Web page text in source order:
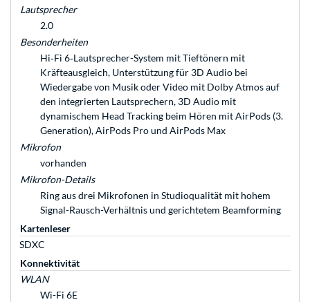
Lautsprecher
2.0
Besonderheiten
Hi‑Fi 6‑Laut­sprecher-System mit Tieftönern mit
Kräfteausgleich, Unter­stüt­zung für 3D Audio bei
Wieder­gabe von Musik oder Video mit Dolby Atmos auf
den inte­grierten Laut­sprechern, 3D Audio mit
dynamischem Head Tracking beim Hören mit AirPods (3.
Generation), AirPods Pro und AirPods Max
Mikrofon
vorhanden
Mikrofon-Details
Ring aus drei Mikro­fonen in Studio­qualität mit hohem
Signal-Rausch-Verhältnis und gerich­tetem Beam­forming
Kartenleser
SDXC
Konnektivität
WLAN
Wi-Fi 6E